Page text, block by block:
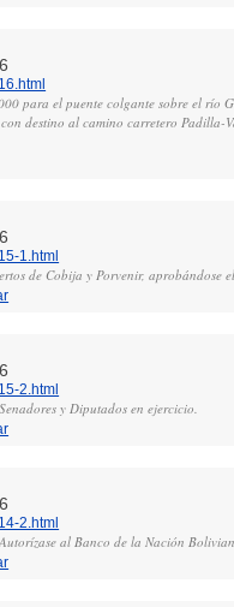
para el puente colgante sobre el río
destino al camino carretero
1.html
de Cobija y Porvenir, aprobándose
2.html
y Diputados en ejercicio.
2.html
al Banco de la Nación